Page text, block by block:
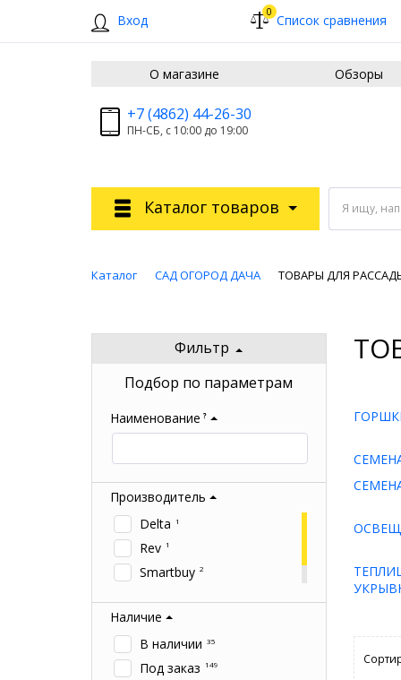
Вход 0 Список сравнения
О магазине Обзоры
+7 (4862) 44-26-30
ПН-СБ, с 10:00 до 19:00
Я ищу,
Каталог товаров
Каталог САД ОГОРОД ДАЧА ТОВАРЫ ДЛЯ
Фильтр
Подбор по параметрам
Наименование ?
Производитель
Delta
1
Rev 1
Smartbuy 2
Наличие
В наличии 35
Под заказ 149